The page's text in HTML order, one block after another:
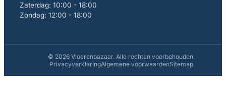
Zaterdag: 10:00 - 18:00
Zondag: 12:00 - 18:00
© 2026 Vloerenbazaar. Alle rechten voorbehouden.
PrivacyverklaringAlgemene voorwaardenSitemap